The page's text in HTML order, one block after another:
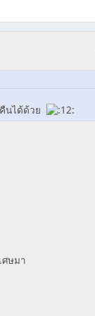
นได้ด้วย
ศษมา